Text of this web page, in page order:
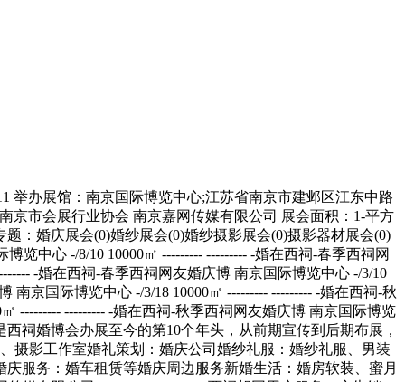
网友婚庆博 南京国际博览中心 -/8/12 10000㎡ --------- --------- -婚在西祠-春季西祠网友婚庆博 南京国际博览中心 -/3/18 10000㎡ --------- --------- -婚在西祠-秋季西祠网友婚庆博 南京国际博览中心 -/8/6 10000㎡ --------- --------- -婚在西祠-春季西祠网友婚庆博 南京国际博览中心 -/3/11 10000㎡ --------- --------- -婚在西祠-秋季西祠网友婚庆博 南京国际博览中心 -/8/1 10000㎡ --------- --------- -婚在西祠-春季西祠网友婚庆博 南京国际博览中心 -/3/21 10000㎡ --------- ---------